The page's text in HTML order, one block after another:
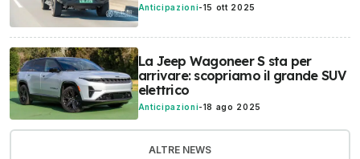
Anticipazioni-15 ott 2025
La Jeep Wagoneer S sta per
arrivare: scopriamo il grande SUV
elettrico
Anticipazioni-18 ago 2025
ALTRE NEWS